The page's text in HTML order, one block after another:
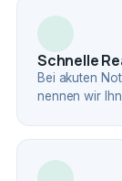
Schnelle
Bei akuten
nennen wir